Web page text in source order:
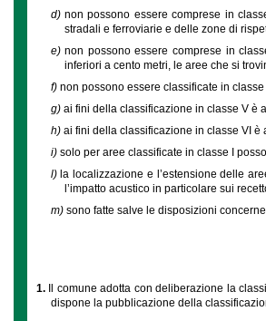
d)non possono essere comprese in
stradali e ferroviarie e delle zone di
e)non possono essere comprese in
inferiori a cento metri, le aree che si
f) non possono essere classificate in
g) ai fini della classificazione in classe V è
h) ai fini della classificazione in classe VI
i) solo per aree classificate in classe I
l) la localizzazione e l’estensione delle
l’impatto acustico in particolare sui
m) sono fatte salve le disposizioni
1.
Il comune adotta con deliberazione la
dispone la pubblicazione della